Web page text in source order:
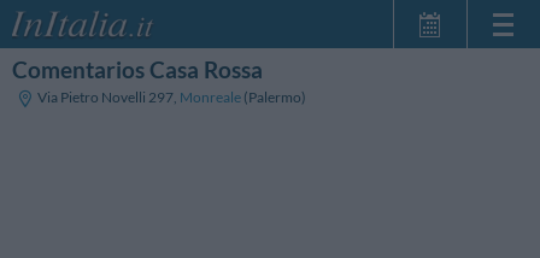
Comentarios Casa Rossa
Via Pietro Novelli 297, Monreale (Palermo)